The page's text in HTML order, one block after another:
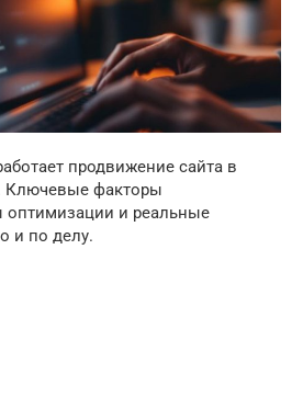
продвижение сайта в
Ключевые факторы
оптимизации и реальные
и по делу.